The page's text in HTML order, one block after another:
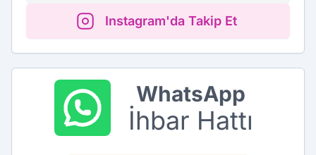
Instagram'da Takip Et
WhatsApp
İhbar Hattı